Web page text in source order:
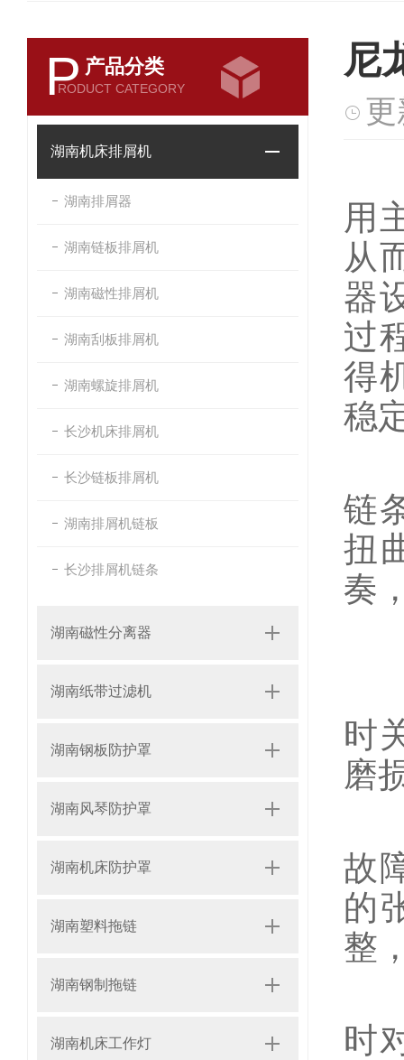
P 产品分类
RODUCT CATEGORY
湖南机床排屑机
湖南排屑器
湖南链板排屑机
湖南磁性排屑机
湖南刮板排屑机
湖南螺旋排屑机
长沙机床排屑机
长沙链板排屑机
湖南排屑机链板
长沙排屑机链条
湖南磁性分离器
湖南纸带过滤机
湖南钢板防护罩
湖南风琴防护罩
湖南机床防护罩
湖南塑料拖链
湖南钢制拖链
湖南机床工作灯
尼
用
从
器
过
得
稳
链
扭
奏
时
磨
故
的
整
时